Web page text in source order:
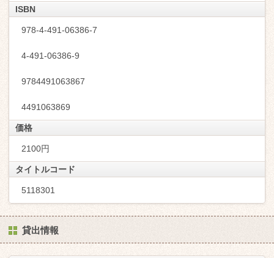
ISBN
978-4-491-06386-7
4-491-06386-9
9784491063867
4491063869
価格
2100円
タイトルコード
5118301
貸出情報